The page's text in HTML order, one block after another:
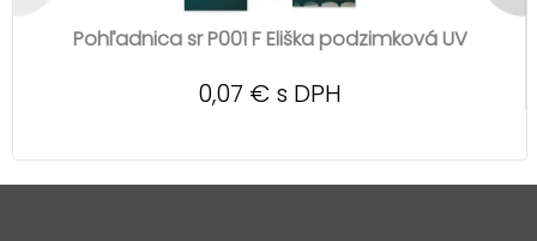
Pohľadnica sr P001 F Eliška podzimková UV
0,07 € s DPH